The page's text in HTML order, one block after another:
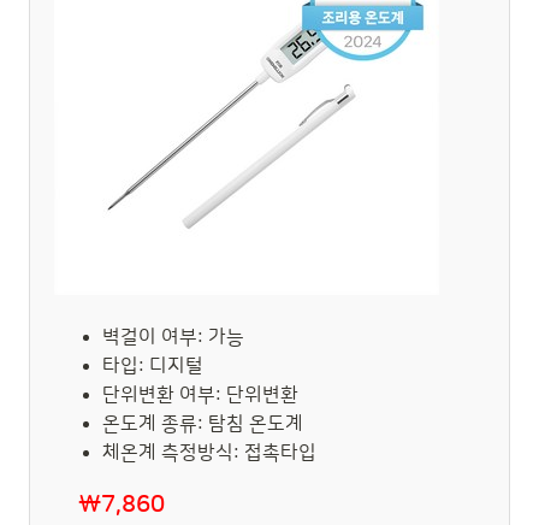
벽걸이 여부: 가능
타입: 디지털
단위변환 여부: 단위변환
온도계 종류: 탐침 온도계
체온계 측정방식: 접촉타입
₩7,860